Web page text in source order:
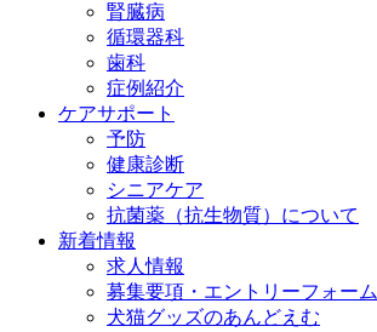
腎臓病
循環器科
歯科
症例紹介
ケアサポート
予防
健康診断
シニアケア
抗菌薬（抗生物質）について
新着情報
求人情報
募集要項・エントリーフォーム
犬猫グッズのあんどえむ